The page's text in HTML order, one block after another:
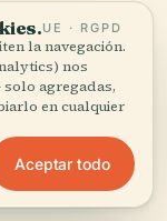
que merece la
E-
de
UE · RGPD
la navegación.
nos
agregadas,
en cualquier
Aceptar todo